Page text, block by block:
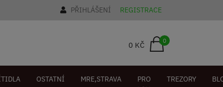
PŘIHLÁŠENÍ REGISTRACE
0 KČ 0
OSTATNÍ MRE,STRAVA
PRO
TREZORY